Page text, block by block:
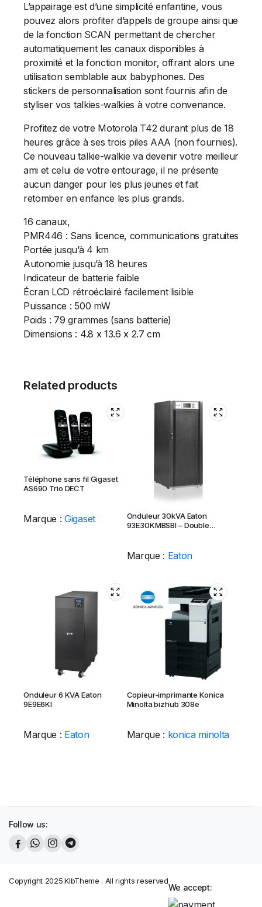
L’appairage est d’une simplicité enfantine, vous
pouvez alors profiter d’appels de groupe ainsi que
de la fonction SCAN permettant de chercher
automatiquement les canaux disponibles à
proximité et la fonction monitor, offrant alors une
utilisation semblable aux babyphones. Des
stickers de personnalisation sont fournis afin de
styliser vos talkies-walkies à votre convenance.
Profitez de votre Motorola T42 durant plus de 18
heures grâce à ses trois piles AAA (non fournies).
Ce nouveau talkie-walkie va devenir votre meilleur
ami et celui de votre entourage, il ne présente
aucun danger pour les plus jeunes et fait
retomber en enfance les plus grands.
16 canaux,
PMR446 : Sans licence, communications gratuites
Portée jusqu’à 4 km
Autonomie jusqu’à 18 heures
Indicateur de batterie faible
Écran LCD rétroéclairé facilement lisible
Puissance : 500 mW
Poids : 79 grammes (sans batterie)
Dimensions : 4.8 x 13.6 x 2.7 cm
Related products
Téléphone sans fil Gigaset
AS690 Trio DECT
Marque :Gigaset
Onduleur 30kVA Eaton
93E30KMBSBI – Double
Marque : Eaton
Onduleur 6 KVA Eaton
9E9E6KI
Marque : Eaton
Copieur-imprimante Konica
Minolta bizhub 308e
Marque : konica minolta
Follow us:
Copyright 2025.KlbTheme . All rights reserved
We accept: